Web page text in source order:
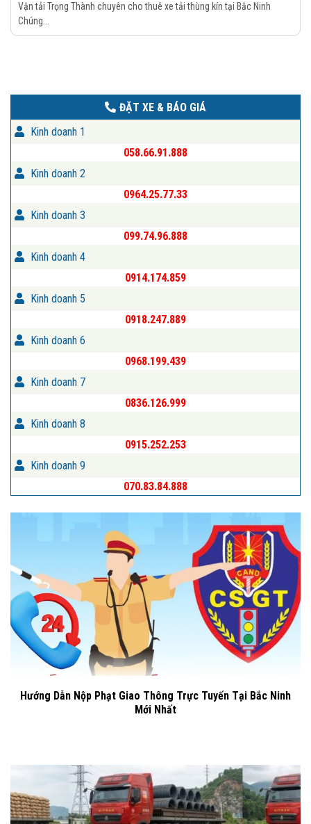
Vận tải Trọng Thành chuyên cho thuê xe tải thùng kín tại Bắc Ninh
Chúng...
ĐẶT XE & BÁO GIÁ
Kinh doanh 1
058.66.91.888
Kinh doanh 2
0964.25.77.33
Kinh doanh 3
099.74.96.888
Kinh doanh 4
0914.174.859
Kinh doanh 5
0918.247.889
Kinh doanh 6
0968.199.439
Kinh doanh 7
0836.126.999
Kinh doanh 8
0915.252.253
Kinh doanh 9
070.83.84.888
Hướng Dẫn Nộp Phạt Giao Thông Trực Tuyến Tại Bắc Ninh
Mới Nhất